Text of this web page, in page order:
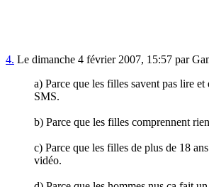
4. Le dimanche 4 février 2007, 15:57 par
a) Parce que les filles savent pas lire et
SMS.
b) Parce que les filles comprennent
c) Parce que les filles de plus de 18
vidéo.